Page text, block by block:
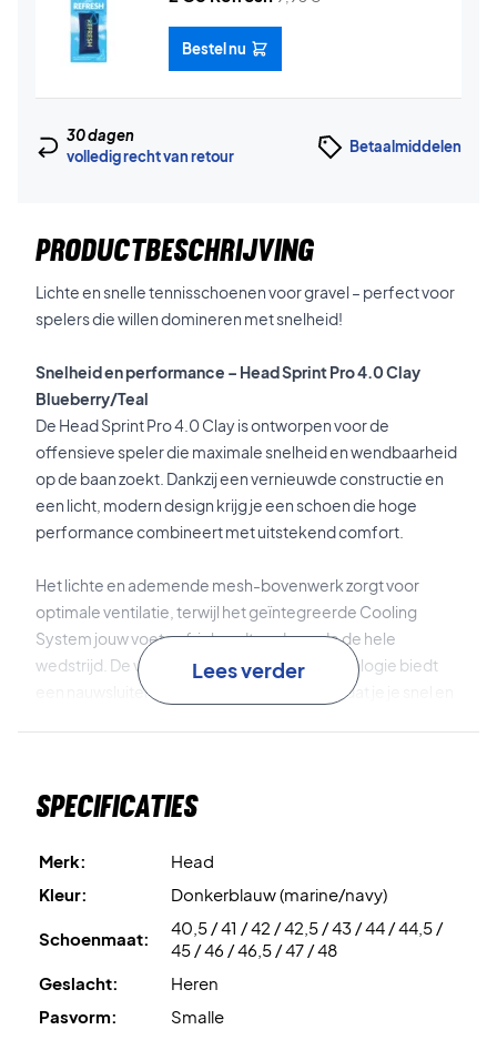
Bestel nu
30 dagen
volledig recht van retour
Betaalmiddelen
PRODUCTBESCHRIJVING
Lichte en snelle tennisschoenen voor gravel – perfect voor
spelers die willen domineren met snelheid!
Snelheid en performance – Head Sprint Pro 4.0 Clay
Blueberry/Teal
De Head Sprint Pro 4.0 Clay is ontworpen voor de
offensieve speler die maximale snelheid en wendbaarheid
op de baan zoekt. Dankzij een vernieuwde constructie en
een licht, modern design krijg je een schoen die hoge
performance combineert met uitstekend comfort.
Het lichte en ademende mesh-bovenwerk zorgt voor
optimale ventilatie, terwijl het geïntegreerde Cooling
System jouw voeten fris houdt gedurende de hele
wedstrijd. De verbeterde Delta Strap-technologie biedt
een nauwsluitende en stabiele pasvorm, zodat je je snel en
zorgt voor verhoogde energieteruggave en je helpt nog
voor nauw contact met de baan, voor betere controle en
De buitenzool met scherp visgraatpatroon is
geoptimaliseerd voor gravelbanen en biedt uitstekend grip
en gecontroleerde slides.
Lees verder
Specificaties
Merk:
Head
Kleur:
Donkerblauw (marine/navy)
Schoenmaat:
40,5 / 41 / 42 / 42,5 / 43 / 44 / 44,5 /
45 / 46 / 46,5 / 47 / 48
Geslacht:
Heren
Pasvorm:
Smalle